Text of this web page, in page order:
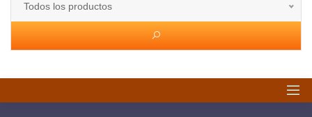
Todos los productos